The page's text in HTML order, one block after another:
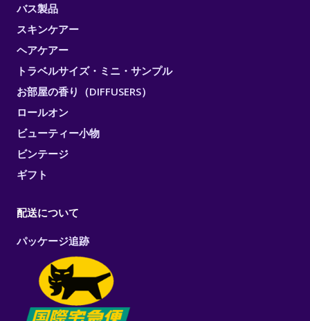
バス製品
スキンケアー
ヘアケアー
トラベルサイズ・ミニ・サンプル
お部屋の香り（DIFFUSERS）
ロールオン
ビューティー小物
ビンテージ
ギフト
配送について
パッケージ追跡